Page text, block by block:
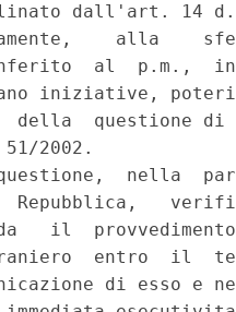
dall'art. 14
alla
al  p.m.,
iniziative,
della  questione di
2002.
nella
Repubblica,
il  provvedimento
entro  il
di esso e